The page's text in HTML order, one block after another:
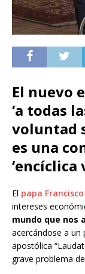
El nuevo
‘a todas
voluntad
es una
‘encíclica
El papa Francisco
intereses
mundo que nos
acercándose a un
apostólica
grave problema